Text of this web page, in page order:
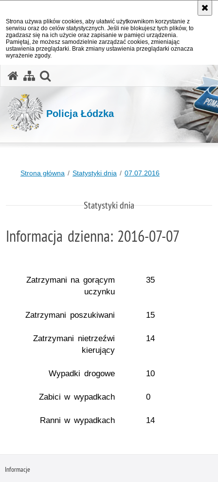
Strona używa plików cookies, aby ułatwić użytkownikom korzystanie z
serwisu oraz do celów statystycznych. Jeśli nie blokujesz tych plików, to
zgadzasz się na ich użycie oraz zapisanie w pamięci urządzenia.
Pamiętaj, że możesz samodzielnie zarządzać cookies, zmieniając
ustawienia przeglądarki. Brak zmiany ustawienia przeglądarki oznacza
wyrażenie zgody.
Policja Łódzka
Strona główna Statystyki dnia 07.07.2016
Statystyki dnia
Informacja dzienna: 2016-07-07
Zatrzymani na gorącym
uczynku
35
Zatrzymani poszukiwani 15
Zatrzymani nietrzeźwi
kierujący
14
Wypadki drogowe 10
Zabici w wypadkach 0
Ranni w wypadkach 14
Informacje